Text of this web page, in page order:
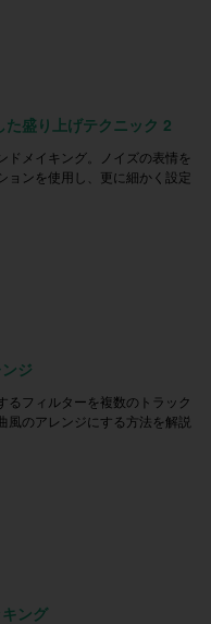
盛り上げテクニック 2
ドメイキング。ノイズの表情を
ョンを使用し、更に細かく設定
ジ
るフィルターを複数のトラック
風のアレンジにする方法を解説
ング